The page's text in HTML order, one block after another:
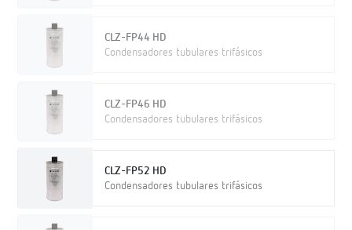
CLZ-FP44 HD
Condensadores tubulares trifásicos
CLZ-FP46 HD
Condensadores tubulares trifásicos
CLZ-FP52 HD
Condensadores tubulares trifásicos